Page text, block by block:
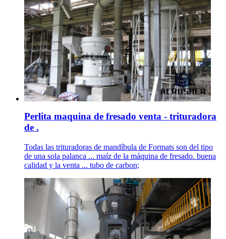
Perlita maquina de fresado venta - trituradora
de .
Todas las trituradoras de mandíbula de Formats son del tipo
de una sola palanca ... maíz de la máquina de fresado. buena
calidad y la venta ... tubo de carbon;